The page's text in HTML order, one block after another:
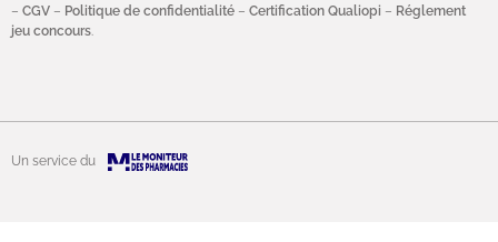
– CGV – Politique de confidentialité – Certification Qualiopi – Réglement
jeu concours
Un service du